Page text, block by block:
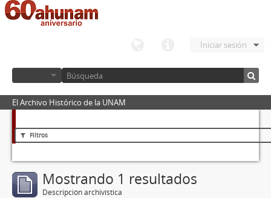
Iniciar sesión
El Archivo Histórico de la UNAM
Filtros
Mostrando 1 resultados
Descripción archivística